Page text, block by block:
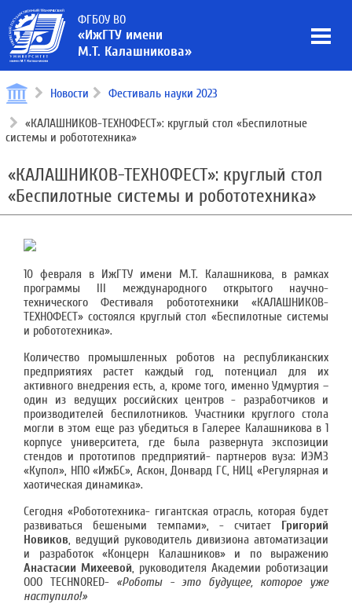
ФГБОУ ВО
«ИжГТУ имени
М.Т. Калашникова»
Новости Фестиваль науки 2023
«КАЛАШНИКОВ-ТЕХНОФЕСТ»: круглый стол «Беспилотные
системы и робототехника»
«КАЛАШНИКОВ-ТЕХНОФЕСТ»: круглый стол
«Беспилотные системы и робототехника»
10 февраля в ИжГТУ имени М.Т. Калашникова, в рамках
программы III международного открытого научно-
технического Фестиваля робототехники «КАЛАШНИКОВ-
ТЕХНОФЕСТ» состоялся круглый стол «Беспилотные системы
и робототехника».
Количество промышленных роботов на республиканских
предприятиях растет каждый год, потенциал для их
активного внедрения есть, а, кроме того, именно Удмуртия –
один из ведущих российских центров - разработчиков и
производителей беспилотников. Участники круглого стола
могли в этом еще раз убедиться в Галерее Калашникова в 1
корпусе университета, где была развернута экспозиции
стендов и прототипов предприятий- партнеров вуза: ИЭМЗ
«Купол», НПО «ИжБС», Аскон, Донвард ГС, НИЦ «Регулярная и
хаотическая динамика».
Сегодня «Робототехника- гигантская отрасль, которая будет
развиваться бешеными темпами», - считает Григорий
Новиков, ведущий руководитель дивизиона автоматизации
и разработок «Концерн Калашников» и по выражению
Анастасии Михеевой, руководителя Академии роботизации
OOO TECHNORED- «Роботы - это будущее, которое уже
наступило!»